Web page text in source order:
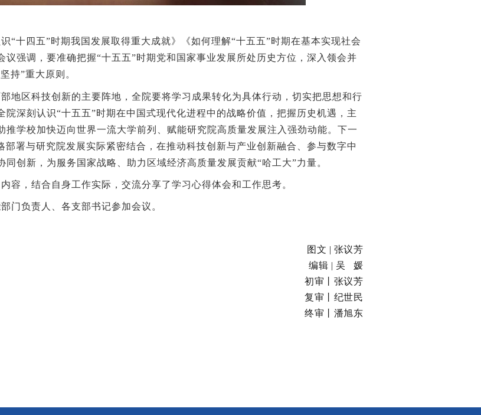
“十四五”时期我国发展取得重大成就》《如何理解“十五五”时期在基本实现社会
议强调，要准确把握“十五五”时期党和国家事业发展所处历史方位，深入领会并
持”重大原则。
地区科技创新的主要阵地 ，全院要将学习成果转化为具体行动，切实把思想和行
院深刻认识“十五五”时期在中国式现代化进程中的战略价值，把握历史机遇，主
学校加快迈向世界一流大学前列、赋能研究院高质量发展注入强劲动能。下一
部署与研究院发展实际紧密结合，在推动科技创新与产业创新融合、参与数字中
创新，为服务国家战略、助力区域经济高质量发展贡献“哈工大”力量。
容，结合自身工作实际，交流分享了学习心得体会和工作思考。
门负责人、各支部书记参加会议。
图文 | 张议芳
编辑 | 吴 媛
初审丨张议芳
复审丨纪世民
终审丨潘旭东